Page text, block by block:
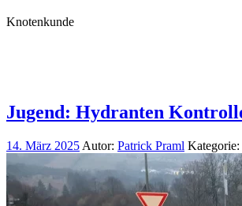
Knotenkunde
Jugend: Hydranten
14. März 2025 Autor: Patrick Praml Kategorie: